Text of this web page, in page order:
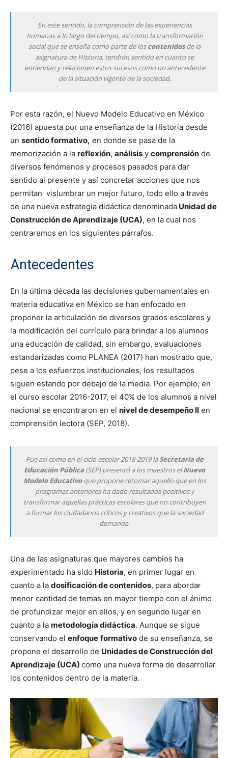
En este sentido, la comprensión de las experiencias
humanas a lo largo del tiempo, así como la transformación
social que se enseña como parte de loscontenidosde la
asignatura de Historia, tendrán sentido en cuanto se
entiendan y relacionen estos sucesos como un antecedente
de la situación vigente de la sociedad.
Por esta razón, el Nuevo Modelo Educativo en México
(2016) apuesta por una enseñanza de la Historia desde
un sentido formativo, en donde se pasa de la
memorización a la reflexión, análisis y comprensión de
diversos fenómenos y procesos pasados para dar
sentido al presente y así concretar acciones que nos
permitan vislumbrar un mejor futuro, todo ello a través
de una nueva estrategia didáctica denominada Unidad de
Construcción de Aprendizaje (UCA), en la cual nos
centraremos en los siguientes párrafos.
Antecedentes
En la última década las decisiones gubernamentales en
materia educativa en México se han enfocado en
proponer la articulación de diversos grados escolares y
la modificación del currículo para brindar a los alumnos
una educación de calidad, sin embargo, evaluaciones
estandarizadas como PLANEA (2017) han mostrado que,
pese a los esfuerzos institucionales, los resultados
siguen estando por debajo de la media. Por ejemplo, en
el curso escolar 2016-2017, el 40% de los alumnos a nivel
nacional se encontraron en el nivel de desempeño II en
comprensión lectora (SEP, 2018).
Fue así como en el ciclo escolar 2018-2019 laSecretaria de
Educación Pública (SEP) presentó a los maestros elNuevo
Modelo Educativoque propone retomar aquello que en los
programas anteriores ha dado resultados positivos y
transformar aquellas prácticas escolares que no contribuyen
a formar los ciudadanos críticos y creativos que la sociedad
demanda.
Una de las asignaturas que mayores cambios ha
experimentado ha sido Historia, en primer lugar en
cuanto a la dosificación de contenidos, para abordar
menor cantidad de temas en mayor tiempo con el ánimo
de profundizar mejor en ellos, y en segundo lugar en
cuanto a la metodología didáctica. Aunque se sigue
conservando el enfoque formativo de su enseñanza, se
propone el desarrollo de Unidades de Construcción del
Aprendizaje (UCA) como una nueva forma de desarrollar
los contenidos dentro de la materia.